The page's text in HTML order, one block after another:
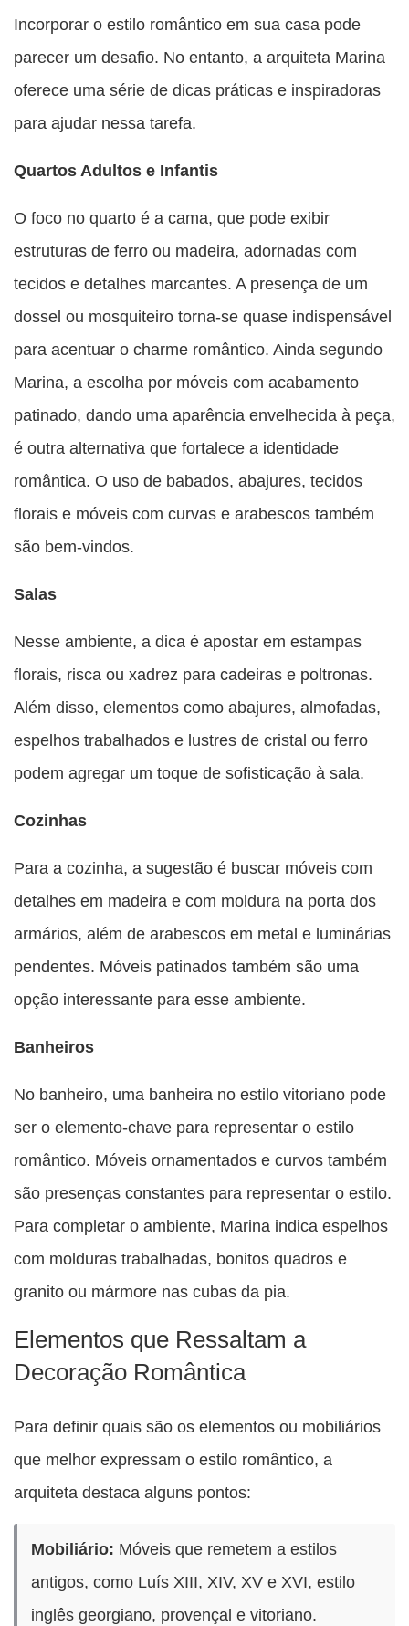
Incorporar o estilo romântico em sua casa pode
parecer um desafio. No entanto, a arquiteta Marina
oferece uma série de dicas práticas e inspiradoras
para ajudar nessa tarefa.
Quartos Adultos e Infantis
O foco no quarto é a cama, que pode exibir
estruturas de ferro ou madeira, adornadas com
tecidos e detalhes marcantes. A presença de um
dossel ou mosquiteiro torna-se quase indispensável
para acentuar o charme romântico. Ainda segundo
Marina, a escolha por móveis com acabamento
patinado, dando uma aparência envelhecida à peça,
é outra alternativa que fortalece a identidade
romântica. O uso de babados, abajures, tecidos
florais e móveis com curvas e arabescos também
são bem-vindos.
Salas
Nesse ambiente, a dica é apostar em estampas
florais, risca ou xadrez para cadeiras e poltronas.
Além disso, elementos como abajures, almofadas,
espelhos trabalhados e lustres de cristal ou ferro
podem agregar um toque de sofisticação à sala.
Cozinhas
Para a cozinha, a sugestão é buscar móveis com
detalhes em madeira e com moldura na porta dos
armários, além de arabescos em metal e luminárias
pendentes. Móveis patinados também são uma
opção interessante para esse ambiente.
Banheiros
No banheiro, uma banheira no estilo vitoriano pode
ser o elemento-chave para representar o estilo
romântico. Móveis ornamentados e curvos também
são presenças constantes para representar o estilo.
Para completar o ambiente, Marina indica espelhos
com molduras trabalhadas, bonitos quadros e
granito ou mármore nas cubas da pia.
Elementos que Ressaltam a
Decoração Romântica
Para definir quais são os elementos ou mobiliários
que melhor expressam o estilo romântico, a
arquiteta destaca alguns pontos:
Mobiliário: Móveis que remetem a estilos
antigos, como Luís XIII, XIV, XV e XVI, estilo
inglês georgiano, provençal e vitoriano.